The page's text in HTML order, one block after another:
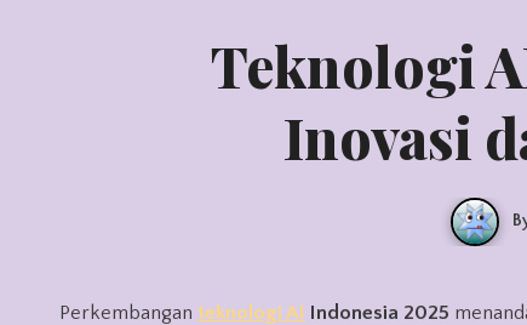
Teknologi
Inovasi
Perkembangan teknologi AI Indonesia 2025